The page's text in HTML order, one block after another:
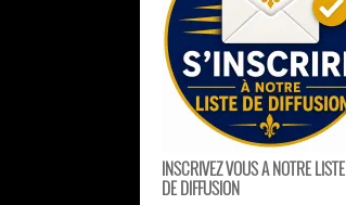
INSCRIVEZ VOUS A NOTRE LISTE
DE DIFFUSION